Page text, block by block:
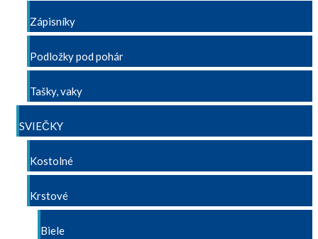
Zápisníky
Podložky pod pohár
Tašky, vaky
SVIEČKY
Kostolné
Krstové
Biele